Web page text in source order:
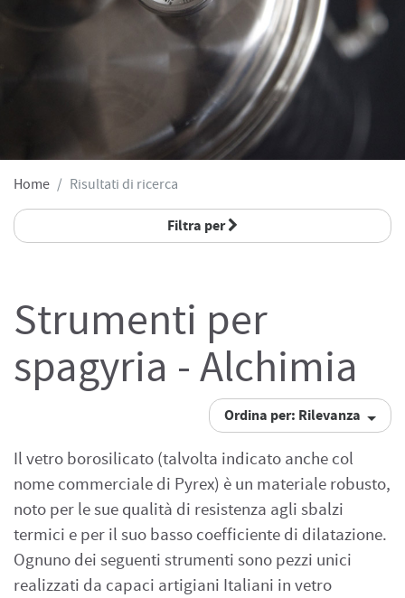
Home Risultati di ricerca
Filtra per
Strumenti per
spagyria - Alchimia
Ordina per: Rilevanza
Il vetro borosilicato (talvolta indicato anche col
nome commerciale di Pyrex) è un materiale robusto,
noto per le sue qualità di resistenza agli sbalzi
termici e per il suo basso coefficiente di dilatazione.
Ognuno dei seguenti strumenti sono pezzi unici
realizzati da capaci artigiani Italiani in vetro